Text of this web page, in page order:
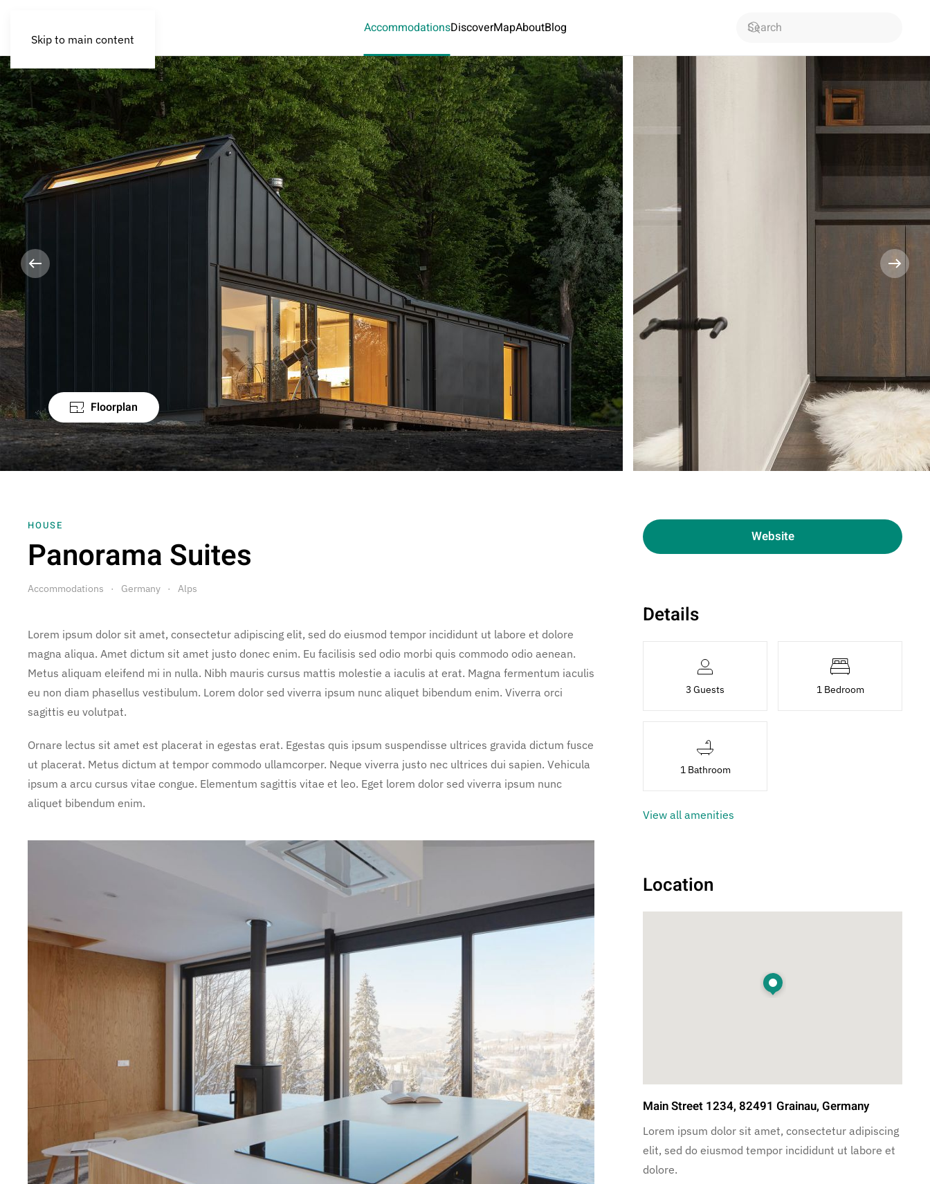
Skip to main content
AccommodationsDiscoverMapAboutBlog
Floorplan
HOUSE
Panorama Suites
Accommodations Germany Alps
Lorem ipsum dolor sit amet, consectetur adipiscing elit, sed do eiusmod tempor incididunt ut labore et dolore
magna aliqua. Amet dictum sit amet justo donec enim. Eu facilisis sed odio morbi quis commodo odio aenean.
Metus aliquam eleifend mi in nulla. Nibh mauris cursus mattis molestie a iaculis at erat. Magna fermentum iaculis
eu non diam phasellus vestibulum. Lorem dolor sed viverra ipsum nunc aliquet bibendum enim. Viverra orci
sagittis eu volutpat.
Ornare lectus sit amet est placerat in egestas erat. Egestas quis ipsum suspendisse ultrices gravida dictum fusce
ut placerat. Metus dictum at tempor commodo ullamcorper. Neque viverra justo nec ultrices dui sapien. Vehicula
ipsum a arcu cursus vitae congue. Elementum sagittis vitae et leo. Eget lorem dolor sed viverra ipsum nunc
aliquet bibendum enim.
Website
Details
3 Guests 1 Bedroom
1 Bathroom
View all amenities
Location
Main Street 1234, 82491 Grainau, Germany
Lorem ipsum dolor sit amet, consectetur adipiscing
elit, sed do eiusmod tempor incididunt ut labore et
dolore.